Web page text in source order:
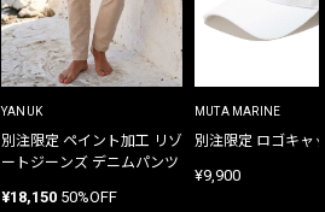
YANUK
別注限定 ペイント加工 リゾ
ートジーンズ デニムパンツ
¥18,150 50%OFF
MUTA MARINE
別注限定 ロゴキャ
¥9,900